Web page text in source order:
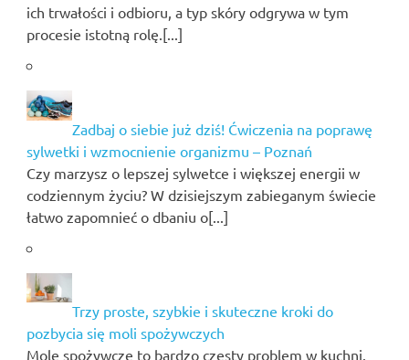
ich trwałości i odbioru, a typ skóry odgrywa w tym
procesie istotną rolę.[...]
Zadbaj o siebie już dziś! Ćwiczenia na poprawę
sylwetki i wzmocnienie organizmu – Poznań
Czy marzysz o lepszej sylwetce i większej energii w
codziennym życiu? W dzisiejszym zabieganym świecie
łatwo zapomnieć o dbaniu o[...]
Trzy proste, szybkie i skuteczne kroki do
pozbycia się moli spożywczych
Mole spożywcze to bardzo częsty problem w kuchni.